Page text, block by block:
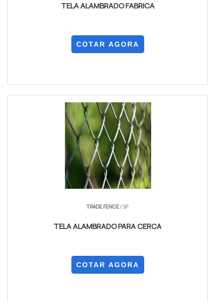
TELA ALAMBRADO FABRICA
COTAR AGORA
TRADE FENCE/ SP
TELA ALAMBRADO PARA CERCA
COTAR AGORA